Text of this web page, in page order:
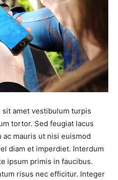
sit amet vestibulum turpis
tortor. Sed feugiat lacus
mauris ut nisi euismod
diam et imperdiet. Interdum
ipsum primis in faucibus.
risus nec efficitur. Integer